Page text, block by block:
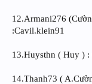
12.Armani276
:Cavil.klein91
13.Huysthn ( Huy ) :
14.Thanh73 (